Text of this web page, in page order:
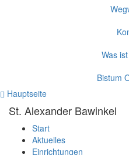
Was
Bistum
Hauptseite
St. Alexander Bawinkel
Start
Aktuelles
Einrichtungen